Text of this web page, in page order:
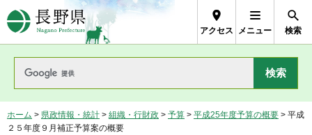
長野県Nagano Prefecture
アクセス メニュー 検索
ホーム > 県政情報・統計 > 組織・行財政 > 予算 > 平成25年度予算の概要 > 平成
２５年度９月補正予算案の概要